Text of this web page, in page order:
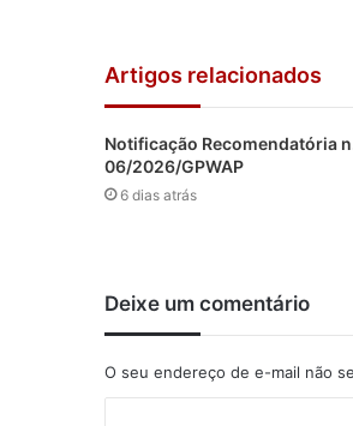
Artigos relacionados
Notificação Recomendatória
06/2026/GPWAP
6 dias atrás
Deixe um comentário
O seu endereço de e-mail não